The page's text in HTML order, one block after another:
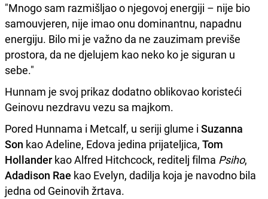
"Mnogo sam razmišljao o njegovoj energiji – nije bio
samouvjeren, nije imao onu dominantnu, napadnu
energiju. Bilo mi je važno da ne zauzimam previše
prostora, da ne djelujem kao neko ko je siguran u
sebe."
Hunnam je svoj prikaz dodatno oblikovao koristeći
Geinovu nezdravu vezu sa majkom.
Pored Hunnama i Metcalf, u seriji glume i Suzanna
Son kao Adeline, Edova jedina prijateljica, Tom
Hollander kao Alfred Hitchcock, reditelj filma Psiho,
Adadison Rae kao Evelyn, dadilja koja je navodno bila
jedna od Geinovih žrtava.